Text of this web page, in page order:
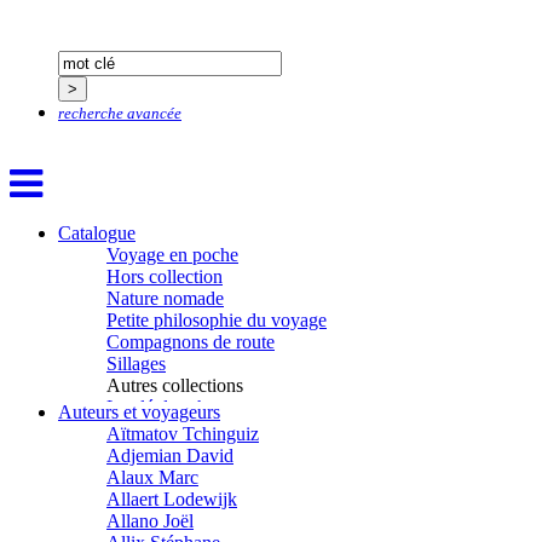
recherche avancée
Catalogue
Voyage en poche
Hors collection
Nature nomade
Petite philosophie du voyage
Compagnons de route
Sillages
Autres collections
La clé des champs
Chemins d’étoiles
Visions
Auteurs et voyageurs
Aïtmatov Tchinguiz
Adjemian David
Alaux Marc
Allaert Lodewijk
Allano Joël